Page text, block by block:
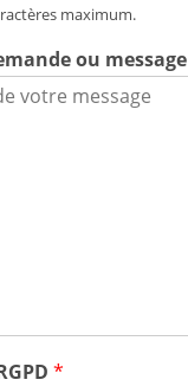
maximum.
ou message
*